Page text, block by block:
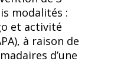
modalités :
et activité
à raison de
d’une